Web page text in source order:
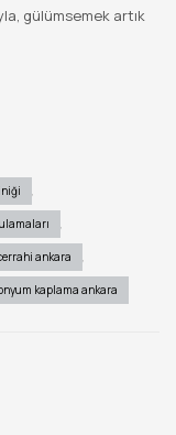
gülümsemek artık
,
,
ankara ,
kaplama ankara